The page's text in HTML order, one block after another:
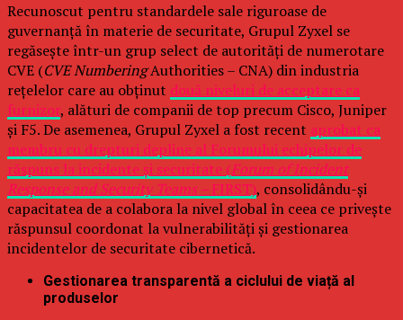
Recunoscut pentru standardele sale riguroase de
guvernanță în materie de securitate, Grupul Zyxel se
regăsește într-un grup select de autorități de numerotare
CVE (CVE NumberingAuthorities – CNA) din industria
rețelelor care au obținut două niveluri de acceptare ca
furnizor, alături de companii de top precum Cisco, Juniper
și F5. De asemenea, Grupul Zyxel a fost recent aprobat ca
membru cu drepturi depline al Forumului echipelor de
răspuns la incidente și securitate (Forum of Incident
Response and Security Teams –FIRST), consolidându-și
capacitatea de a colabora la nivel global în ceea ce privește
răspunsul coordonat la vulnerabilități și gestionarea
incidentelor de securitate cibernetică.
Gestionarea transparentă a ciclului de viață al
produselor